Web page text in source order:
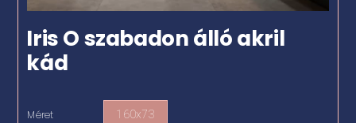
Iris O szabadon álló akril
kád
Méret 160x73